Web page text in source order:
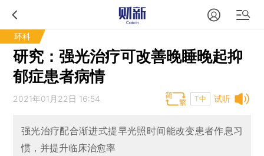
环科
研究：强光治疗可改善晚睡晚起抑
郁症患者病情
试听
2021年01月22日 16:54 T中
强光治疗配合渐进式提早光照时间能改变患者作息习
惯，并提升临床治愈率